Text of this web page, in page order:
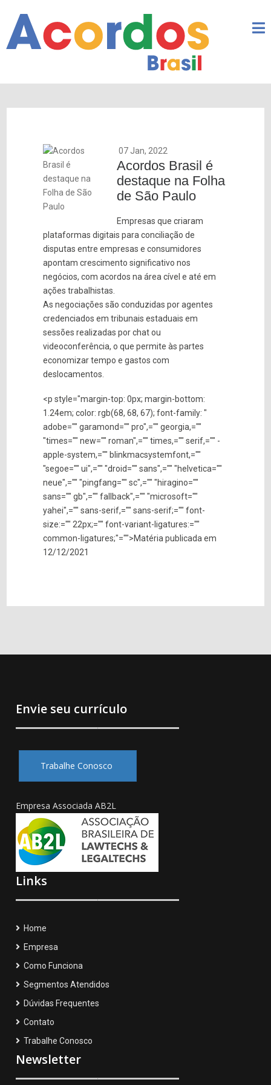
07 Jan, 2022
Acordos Brasil é
destaque na Folha
de São Paulo
Empresas que criaram
plataformas digitais paraconciliação de
disputas entre empresas e consumidores
apontam crescimento significativo nos
negócios, com acordos na área cível e até em
ações trabalhistas.
As negociações são conduzidas por agentes
credenciados em tribunais estaduais em
sessões realizadas por chat ou
videoconferência, o que permite às partes
economizar tempo e gastos com
deslocamentos.
<p style="margin-top: 0px; margin-bottom:
1.24em; color: rgb(68, 68, 67); font-family: "
adobe="" garamond="" pro",="" georgia,=""
"times="" new="" roman",="" times,="" serif,="" -
apple-system,="" blinkmacsystemfont,=""
"segoe="" ui",="" "droid="" sans",="" "helvetica=""
neue",="" "pingfang="" sc",="" "hiragino=""
sans="" gb",="" fallback",="" "microsoft=""
yahei",="" sans-serif,="" sans-serif;="" font-
size:="" 22px;="" font-variant-ligatures:=""
common-ligatures;"="">Matéria publicada em
12/12/2021
Envie seu currículo
Trabalhe Conosco
Empresa Associada AB2L
Links
Home
Empresa
Como Funciona
Segmentos Atendidos
Dúvidas Frequentes
Contato
Trabalhe Conosco
Newsletter